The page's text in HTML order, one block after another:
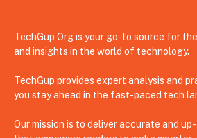
TechGup Org is your go-to source for
and insights in the world of technology.
TechGup provides expert analysis and
you stay ahead in the fast-paced tech
Our mission is to deliver accurate and